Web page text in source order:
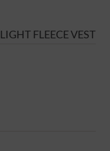
LIGHT FLEECE VEST